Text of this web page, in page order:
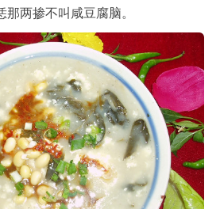
两掺不叫咸豆腐脑。